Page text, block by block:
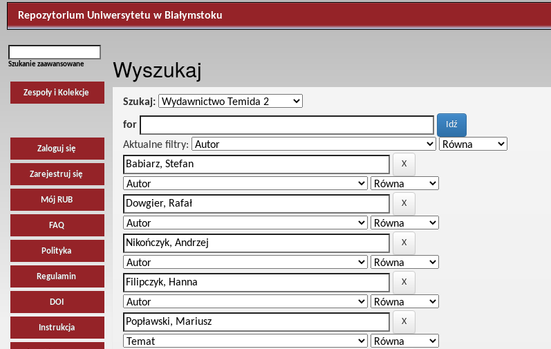
Repozytorium Uniwersytetu w Białymstoku
Szukanie zaawansowane
Zespoły i Kolekcje
Zaloguj się
Zarejestruj się
Mój RUB
FAQ
Polityka
Regulamin
DOI
Instrukcja
Wyszukaj
Szukaj:
for
Aktualne filtry: